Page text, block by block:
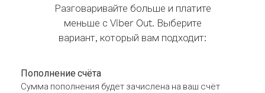
Разговаривайте больше и платите
меньше с Viber Out. Выберите
вариант, который вам подходит:
Пополнение счёта
Сумма пополнения будет зачислена на ваш счёт